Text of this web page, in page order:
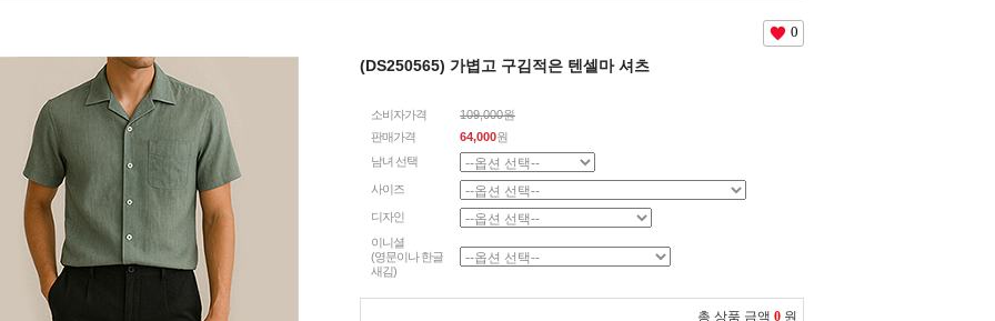
0
(DS250565) 가볍고 구김적은 텐셀마 셔츠
소비자가격
109,000원
판매가격
64,000원
남녀 선택
사이즈
디자인
이니셜
(영문이나 한글
새김)
총 상품 금액 0 원